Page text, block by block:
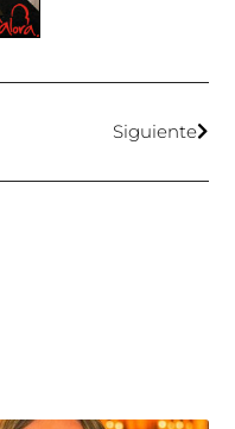
Siguiente